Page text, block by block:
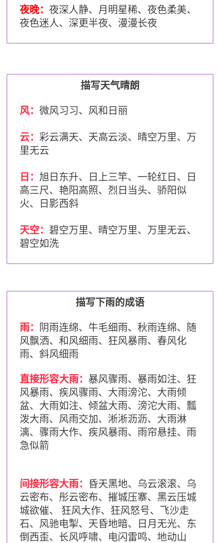
夜晚： 夜深人静、月明星稀、夜色柔美、
夜色迷人、深更半夜、漫漫长夜
描写天气晴朗
风： 微风习习、风和日丽
云： 彩云满天、天高云淡、晴空万里、万
里无云
日： 旭日东升、日上三竿、一轮红日、日
高三尺、艳阳高照、烈日当头、骄阳似
火、日影西斜
天空： 碧空万里、晴空万里、万里无云、
碧空如洗
描写下雨的成语
雨：
阴雨连绵、牛毛细雨、秋雨连绵、随
风飘洒、和风细雨、狂风暴雨、春风化
雨、斜风细雨
直接形容大雨： 暴风骤雨、暴雨如注、狂
风暴雨、疾风骤雨、大雨滂沱、大雨倾
盆、大雨如注、倾盆大雨、滂沱大雨、瓢
泼大雨、风雨交加、淅淅沥沥、大雨淋
漓、骤雨大作、疾风暴雨、雨帘悬挂、雨
急似箭
间接形容大雨： 昏天黑地、乌云滚滚、乌
云密布、彤云密布、摧城压寨、黑云压城
城欲催、 狂风大作、 狂风怒号、飞沙走
石、风驰电掣、天昏地暗、日月无光、东
倒西歪、长风呼啸、电闪雷鸣、地动山